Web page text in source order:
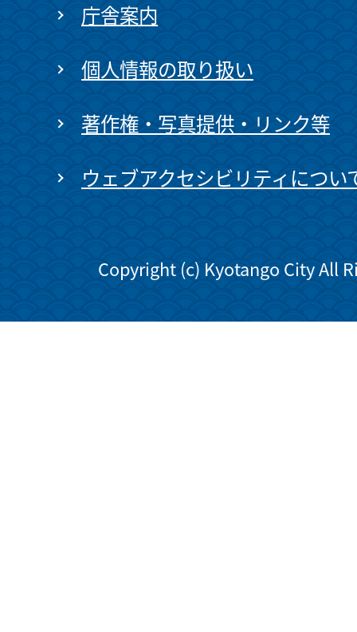
庁舎案内
個人情報の取り扱い
著作権・写真提供・リンク等
ウェブアクセシビリティについ
Copyright (c) Kyotango City All